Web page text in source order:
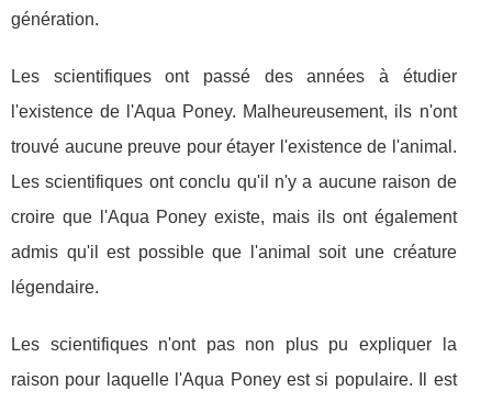
génération.
Les scientifiques ont passé des années à étudier
l'existence de l'Aqua Poney. Malheureusement, ils n'ont
trouvé aucune preuve pour étayer l'existence de l'animal.
Les scientifiques ont conclu qu'il n'y a aucune raison de
croire que l'Aqua Poney existe, mais ils ont également
admis qu'il est possible que l'animal soit une créature
légendaire.
Les scientifiques n'ont pas non plus pu expliquer la
raison pour laquelle l'Aqua Poney est si populaire. Il est